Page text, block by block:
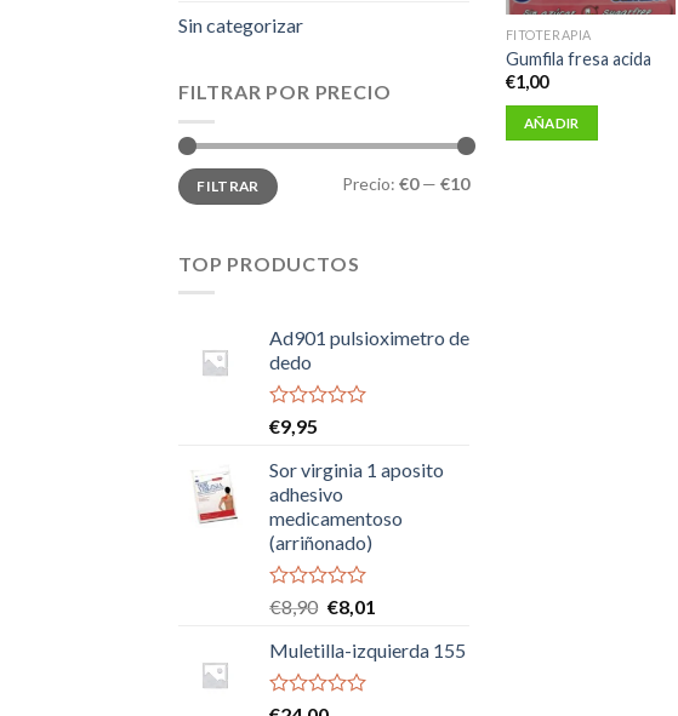
Sin categorizar
FILTRAR POR PRECIO
Precio
mínimo
Precio
máximo
FILTRAR Precio: €0— €10
TOP PRODUCTOS
Ad901 pulsioximetro de
dedo
Valorado
con
0
de
5
€9,95
Sor virginia 1 aposito
adhesivo
medicamentoso
(arriñonado)
Valorado
con
0
de
5
€8,90 El
original
era:
€8,90.
€8,01
actual
Muletilla-izquierda 155
Valorado
FITOTERAPIA
Gumfila fresa acida
€1,00
AÑADIR